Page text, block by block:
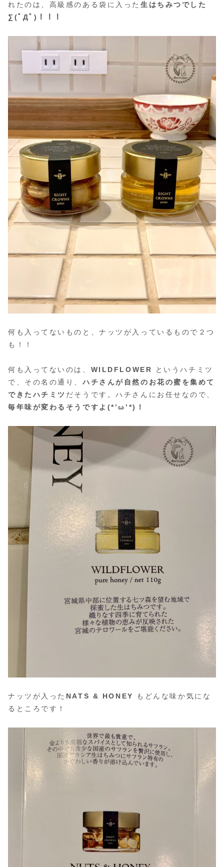
れたのは、高級感のある袋に入った 生はちみつでした
∑(ﾟДﾟ)！！！
何も入ってないものと、ナッツが入っているもので２つ
も！！
何も入ってないのは、 WILDFLOWER
というハチミツ
で、その名の通り、ハチさんが自然のお花の蜜を集めて
できたハチミツ だそうです。ハチさんにお任せなので、
毎年味が変わるそうですよ(*’ω’*)！
ナッツが入った NATS & HONEY
もどんな味か気にな
るところです！